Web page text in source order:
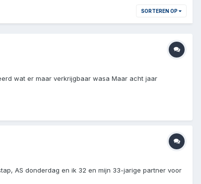
SORTEREN OP
wat er maar verkrijgbaar wasa Maar acht jaar
AS donderdag en ik 32 en mijn 33-jarige partner voor